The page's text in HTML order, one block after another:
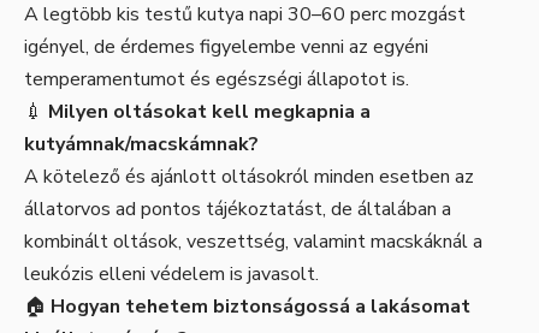
A legtöbb kis testű kutya napi 30–60 perc mozgást
igényel, de érdemes figyelembe venni az egyéni
temperamentumot és egészségi állapotot is.
💉 Milyen oltásokat kell megkapnia a
kutyámnak/macskámnak?
A kötelező és ajánlott oltásokról minden esetben az
állatorvos ad pontos tájékoztatást, de általában a
kombinált oltások, veszettség, valamint macskáknál a
leukózis elleni védelem is javasolt.
🏠 Hogyan tehetem biztonságossá a lakásomat